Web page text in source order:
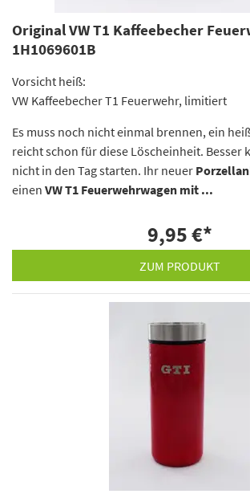
Original VW T1 Kaffeebecher
1H1069601B
Vorsicht heiß:
VW Kaffeebecher T1 Feuerwehr, limitiert
Es muss noch nicht einmal brennen, ein
reicht schon für diese Löscheinheit. Besser
nicht in den Tag starten. Ihr neuer
einen VW T1 Feuerwehrwagen mit ...
9,95 €*
ZUM PRODUKT